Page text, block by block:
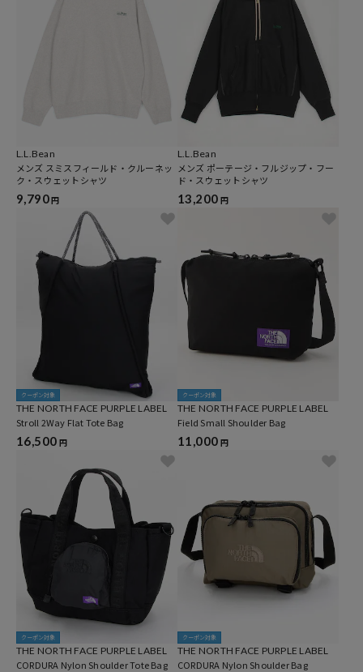
L.L.Bean
メンズ スミスフィールド・クルーネッ
ク・スウェットシャツ
9,790 円
L.L.Bean
メンズ ポーテージ・フルジップ・フー
ド・スウェットシャツ
13,200 円
クーポン対象
THE NORTH FACE PURPLE LABEL
Stroll 2Way Flat Tote Bag
16,500 円
クーポン対象
THE NORTH FACE PURPLE LABEL
Field Small Shoulder Bag
11,000 円
クーポン対象
THE NORTH FACE PURPLE LABEL
CORDURA Nylon Shoulder Tote Bag
クーポン対象
THE NORTH FACE PURPLE LABEL
CORDURA Nylon Shoulder Bag